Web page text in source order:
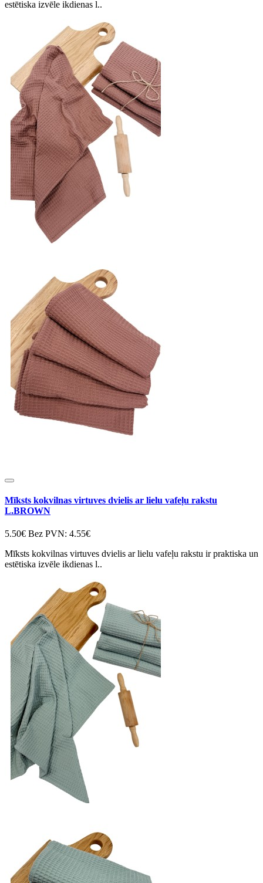
estētiska izvēle ikdienas l..
Mīksts kokvilnas virtuves dvielis ar lielu vafeļu rakstu
L.BROWN
5.50€ Bez PVN: 4.55€
Mīksts kokvilnas virtuves dvielis ar lielu vafeļu rakstu ir praktiska un
estētiska izvēle ikdienas l..